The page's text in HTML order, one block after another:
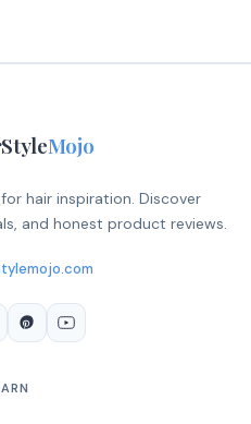
Mojo
hair inspiration. Discover
and honest product reviews.